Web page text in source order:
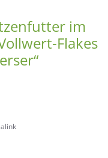
im
Flakes
“